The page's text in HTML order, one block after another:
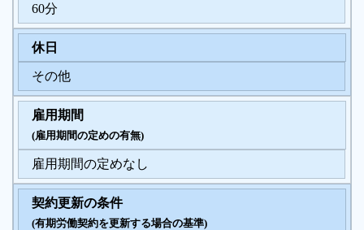
60分
休日
その他
雇用期間
(雇用期間の定めの有無)
雇用期間の定めなし
契約更新の条件
(有期労働契約を更新する場合の基準)